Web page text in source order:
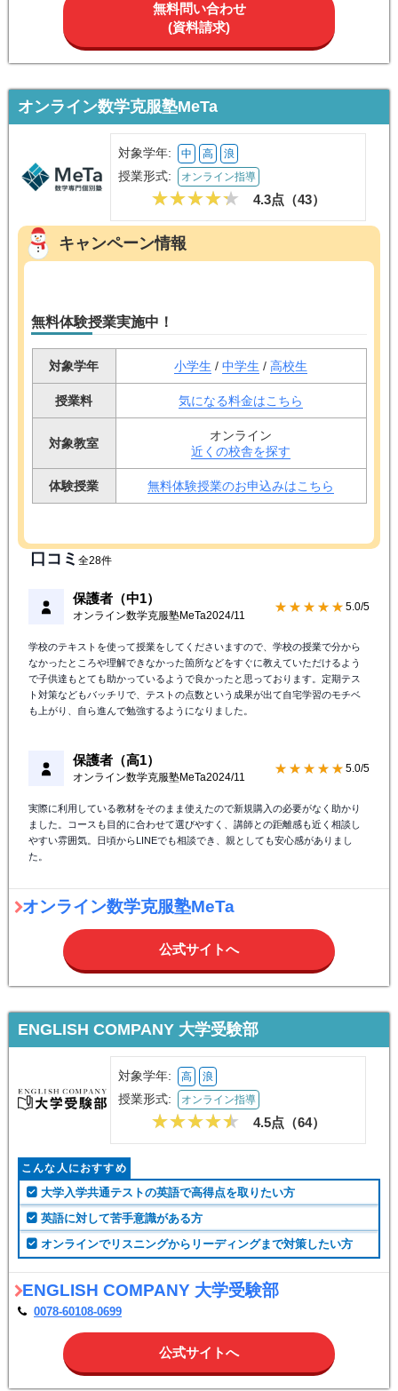
無料問い合わせ
(資料請求)
オンライン数学克服塾MeTa
対象学年: 中 高 浪
授業形式: オンライン指導
4.3点（43）
キャンペーン情報
無料体験授業実施中！
対象学年 小学生 / 中学生 / 高校生
授業料 気になる料金はこちら
対象教室
オンライン
近くの校舎を探す
体験授業 無料体験授業のお申込みはこちら
口コミ 全28件
保護者（中1）
オンライン数学克服塾MeTa2024/11
★★★★★ 5.0/5
学校のテキストを使って授業をしてくださいますので、学校の授業で分から
なかったところや理解できなかった箇所などをすぐに教えていただけるよう
で子供達もとても助かっているようで良かったと思っております。定期テス
ト対策などもバッチリで、テストの点数という成果が出て自宅学習のモチベ
も上がり、自ら進んで勉強するようになりました。
保護者（高1）
オンライン数学克服塾MeTa2024/11
★★★★★ 5.0/5
実際に利用している教材をそのまま使えたので新規購入の必要がなく助かり
ました。コースも目的に合わせて選びやすく、講師との距離感も近く相談し
やすい雰囲気。日頃からLINEでも相談でき、親としても安心感がありまし
た。
オンライン数学克服塾MeTa
公式サイトへ
ENGLISH COMPANY 大学受験部
対象学年: 高 浪
授業形式: オンライン指導
4.5点（64）
こんな人におすすめ
大学入学共通テストの英語で高得点を取りたい方
英語に対して苦手意識がある方
オンラインでリスニングからリーディングまで対策したい方
ENGLISH COMPANY 大学受験部
0078-60108-0699
公式サイトへ